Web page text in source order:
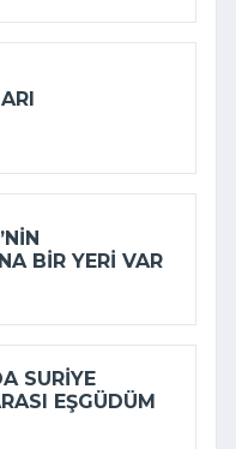
BIR YERI VAR
SURIYE
EŞGÜDÜM